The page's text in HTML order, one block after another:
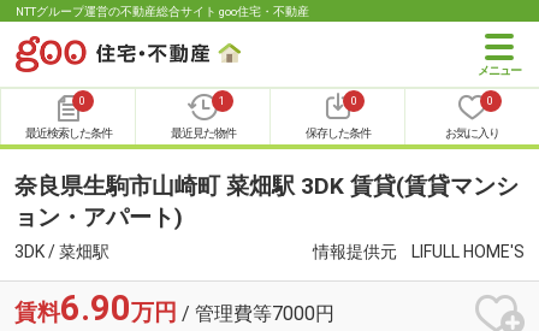
NTTグループ運営の不動産総合サイト goo住宅・不動産
0
最近検索した条件
1
最近見た物件
0
保存した条件
0
お気に入り
奈良県生駒市山崎町 菜畑駅 3DK 賃貸(賃貸マンシ
ョン・アパート)
3DK / 菜畑駅 情報提供元 LIFULL HOME'S
賃料6.90万円 / 管理費等7000円